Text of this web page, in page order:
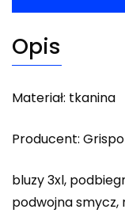
Opis
Materiał: tkanina
Producent:
bluzy 3xl,
podwojna